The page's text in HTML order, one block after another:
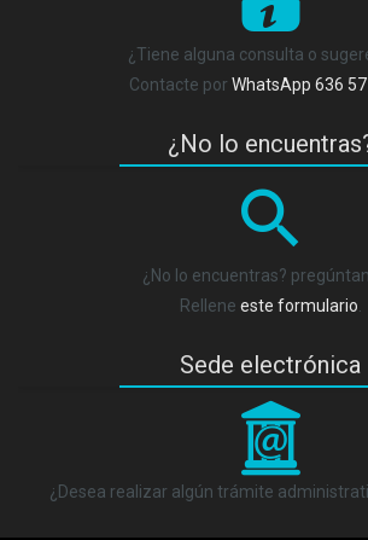
¿Tiene alguna consulta o
Contacte por WhatsApp 636
¿No lo
¿No lo encuentras?
Rellene este formulario
Sede electrónica
_
¿Desea realizar algún trámite